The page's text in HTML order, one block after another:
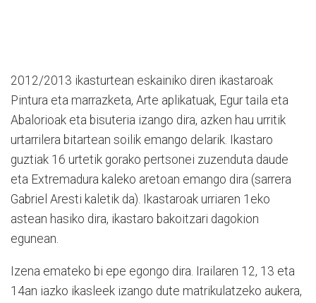
2012/2013 ikasturtean eskainiko diren ikastaroak
Pintura eta marrazketa, Arte aplikatuak, Egur taila eta
Abalorioak eta bisuteria izango dira, azken hau urritik
urtarrilera bitartean soilik emango delarik. Ikastaro
guztiak 16 urtetik gorako pertsonei zuzenduta daude
eta Extremadura kaleko aretoan emango dira (sarrera
Gabriel Aresti kaletik da). Ikastaroak urriaren 1eko
astean hasiko dira, ikastaro bakoitzari dagokion
egunean.
Izena emateko bi epe egongo dira. Irailaren 12, 13 eta
14an iazko ikasleek izango dute matrikulatzeko aukera,